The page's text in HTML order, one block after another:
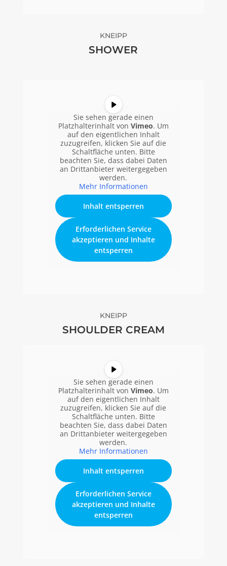
KNEIPP
SHOWER
Sie sehen gerade einen
Platzhalterinhalt von Vimeo. Um
auf den eigentlichen Inhalt
zuzugreifen, klicken Sie auf die
Schaltfläche unten. Bitte
beachten Sie, dass dabei Daten
an Drittanbieter weitergegeben
werden.
Mehr Informationen
Inhalt entsperren
Erforderlichen Service
akzeptieren und Inhalte
entsperren
KNEIPP
SHOULDER CREAM
Sie sehen gerade einen
Platzhalterinhalt von Vimeo. Um
auf den eigentlichen Inhalt
zuzugreifen, klicken Sie auf die
Schaltfläche unten. Bitte
beachten Sie, dass dabei Daten
an Drittanbieter weitergegeben
werden.
Mehr Informationen
Inhalt entsperren
Erforderlichen Service
akzeptieren und Inhalte
entsperren